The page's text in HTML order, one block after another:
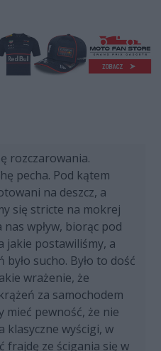
rozczarowania.
pecha. Pod kątem
na deszcz, a
się stricte na mokrej
wpływ, biorąc pod
jakie postawiliśmy, a
sucho. Było to dość
wrażenie, że
za samochodem
mieć pewność, że nie
klasyczne wyścigi, w
frajdę ze ścigania się w